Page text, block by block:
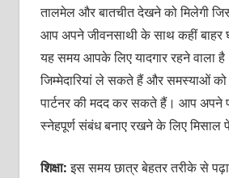
तालमेल और बातचीत देखने को मिलेगी
आप अपने जीवनसाथी के साथ कहीं
यह समय आपके लिए यादगार रहने वाला
जिम्‍मेदारियां ले सकते हैं और समस्‍याओं
पार्टनर की मदद कर सकते हैं। आप अपने
स्‍नेहपूर्ण संबंध बनाए रखने के लिए
शिक्षा:इस समय छात्र बेहतर तरीके से